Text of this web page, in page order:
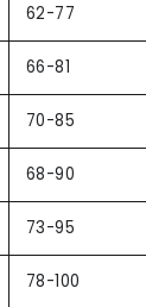
62-77
66-81
70-85
68-90
73-95
78-100